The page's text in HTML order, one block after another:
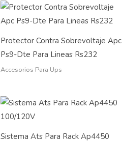
Protector Contra Sobrevoltaje Apc
Ps9-Dte Para Lineas Rs232
Accesorios Para Ups
Sistema Ats Para Rack Ap4450